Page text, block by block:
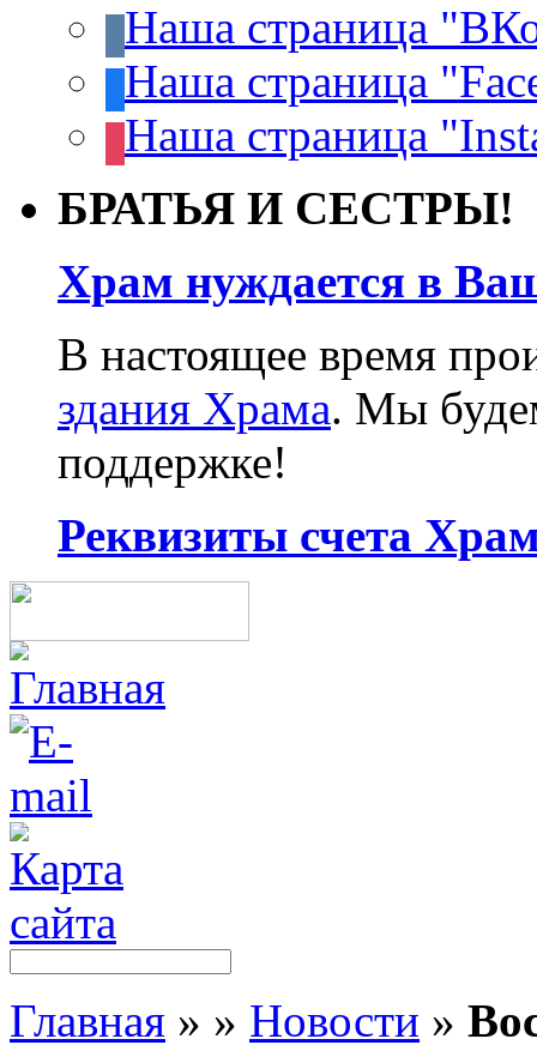
Наша страница
Наша страница
Наша страница
БРАТЬЯ И СЕСТРЫ!
Храм нуждается в
В настоящее время
здания Храма. Мы
поддержке!
Реквизиты счета
Главная » » Новости »